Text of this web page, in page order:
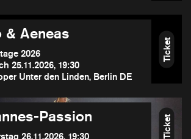
& Aeneas
2026
25.11.2026, 19:30
Unter den Linden, Berlin DE
Ticket
Passion
26.11.2026, 19:30
Ticket